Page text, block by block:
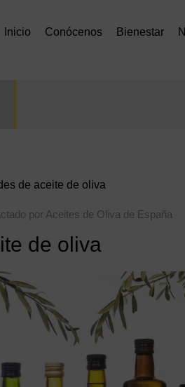
Inicio Conócenos Bienestar
de aceite de oliva
por Aceites de Oliva de España
de oliva